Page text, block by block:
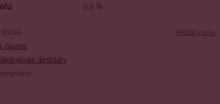
0,0 %
89266
Giants
destiláty
Hlídat cenu